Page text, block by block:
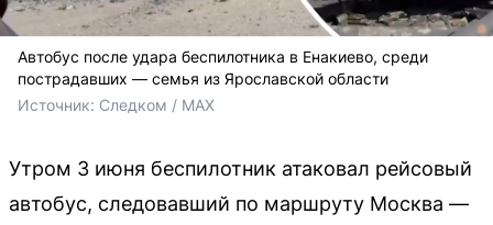
Автобус после удара беспилотника в Енакиево, среди
пострадавших — семья из Ярославской области
Источник: Следком / MAX
Утром 3 июня беспилотник атаковал рейсовый
автобус, следовавший по маршруту Москва —